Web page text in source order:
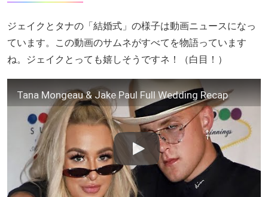
ジェイクとタナの「結婚式」の様子は動画ニュースになっ
ています。この動画のサムネがすべてを物語っています
ね。ジェイクとっても嬉しそうですネ！（白目！）
Tana Mongeau & Jake Paul Full Wedding Recap